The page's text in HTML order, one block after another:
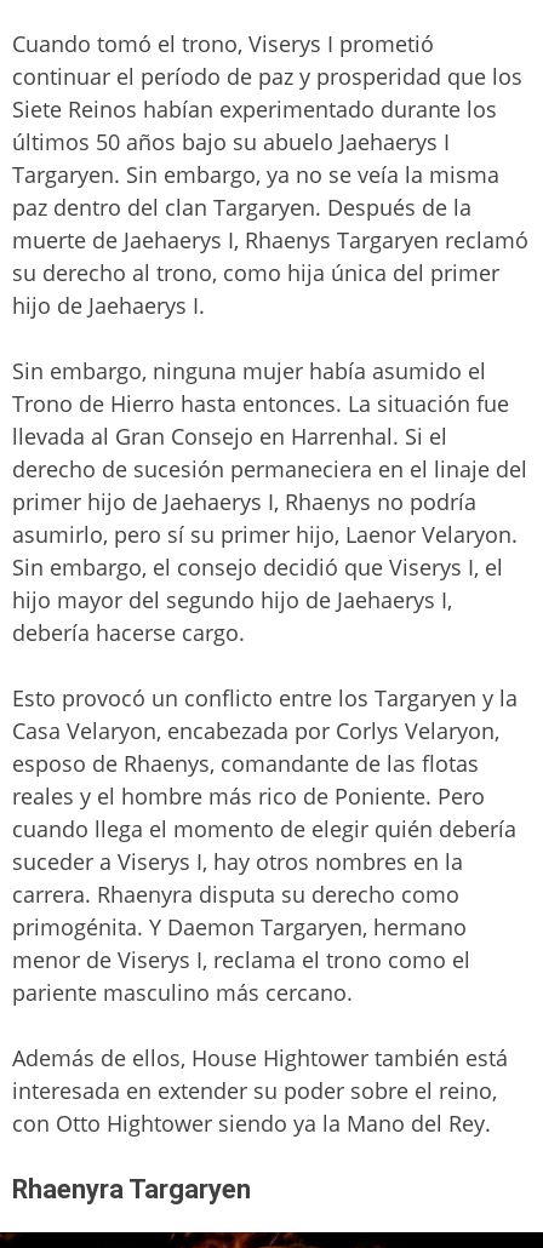
Cuando tomó el trono, Viserys I prometió
continuar el período de paz y prosperidad que los
Siete Reinos habían experimentado durante los
últimos 50 años bajo su abuelo Jaehaerys I
Targaryen. Sin embargo, ya no se veía la misma
paz dentro del clan Targaryen. Después de la
muerte de Jaehaerys I, Rhaenys Targaryen reclamó
su derecho al trono, como hija única del primer
hijo de Jaehaerys I.
Sin embargo, ninguna mujer había asumido el
Trono de Hierro hasta entonces. La situación fue
llevada al Gran Consejo en Harrenhal. Si el
derecho de sucesión permaneciera en el linaje del
primer hijo de Jaehaerys I, Rhaenys no podría
asumirlo, pero sí su primer hijo, Laenor Velaryon.
Sin embargo, el consejo decidió que Viserys I, el
hijo mayor del segundo hijo de Jaehaerys I,
debería hacerse cargo.
Esto provocó un conflicto entre los Targaryen y la
Casa Velaryon, encabezada por Corlys Velaryon,
esposo de Rhaenys, comandante de las flotas
reales y el hombre más rico de Poniente. Pero
cuando llega el momento de elegir quién debería
suceder a Viserys I, hay otros nombres en la
carrera. Rhaenyra disputa su derecho como
primogénita. Y Daemon Targaryen, hermano
menor de Viserys I, reclama el trono como el
pariente masculino más cercano.
Además de ellos, House Hightower también está
interesada en extender su poder sobre el reino,
con Otto Hightower siendo ya la Mano del Rey.
Rhaenyra Targaryen